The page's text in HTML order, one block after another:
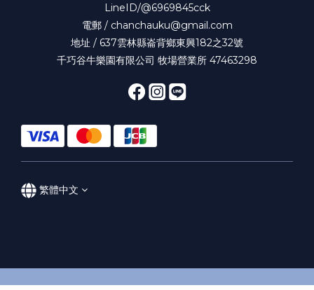
LineID/@6969845cck
電郵 / chanchauku@gmail.com
地址 / 637雲林縣崙背鄉東興182之32號
千巧谷牛樂園有限公司 牧場營業所 47463298
繁體中文